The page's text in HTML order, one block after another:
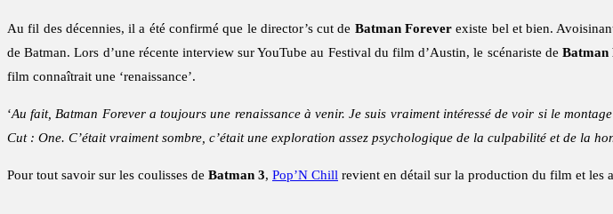
Au fil des décennies, il a été confirmé que le director’s cut de Batman Forever existe bel et bien.
de Batman. Lors d’une récente interview sur YouTube au Festival du film d’Austin, le scénariste de Batman
film connaîtrait une ‘renaissance’.
‘Au fait, Batman Forever a toujours une renaissance à venir. Je suis vraiment intéressé de voir si le
Cut : One. C’était vraiment sombre, c’était une exploration assez psychologique de la culpabilité et de la
Pour tout savoir sur les coulisses de Batman 3, Pop’N Chill revient en détail sur la production du film et les